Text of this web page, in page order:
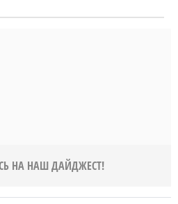
НА НАШ ДАЙДЖЕСТ!